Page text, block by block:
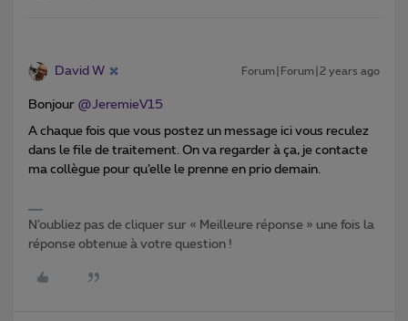
David W Forum|Forum|2 years ago
Bonjour @JeremieV15
A chaque fois que vous postez un message ici vous reculez
dans le file de traitement. On va regarder à ça, je contacte
ma collègue pour qu’elle le prenne en prio demain.
N’oubliez pas de cliquer sur « Meilleure réponse » une fois la
réponse obtenue à votre question !